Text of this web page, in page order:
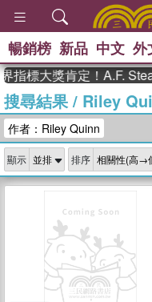
暢銷榜 新品 中文 外
標大獎肯定！A.F.
搜尋結果/ Riley
作者：Riley Quinn
顯示 排序